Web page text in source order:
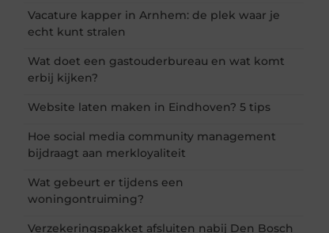
Vacature kapper in Arnhem: de plek waar je
echt kunt stralen
Wat doet een gastouderbureau en wat komt
erbij kijken?
Website laten maken in Eindhoven? 5 tips
Hoe social media community management
bijdraagt aan merkloyaliteit
Wat gebeurt er tijdens een
woningontruiming?
Verzekeringspakket afsluiten nabij Den Bosch